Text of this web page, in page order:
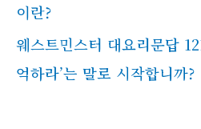
이란?
웨스트민스터 대요리문답
억하라’는 말로 시작합니까?